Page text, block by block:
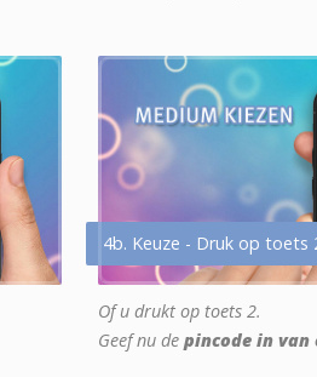
4b. Keuze - Druk op toets
Of u drukt op toets 2.
Geef nu de pincode in van